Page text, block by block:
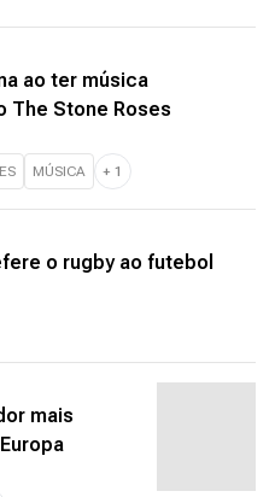
ao ter música
The Stone Roses
MÚSICA + 1
o rugby ao futebol
mais